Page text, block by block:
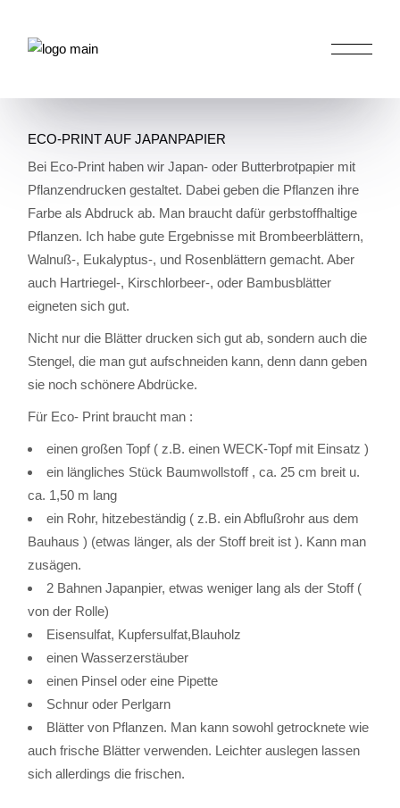
content
JAPANPAPIER
ECO-PRINT AUF JAPANPAPIER
Bei Eco-Print haben wir Japan- oder Butterbrotpapier mit
Pflanzendrucken gestaltet. Dabei geben die Pflanzen ihre
Farbe als Abdruck ab. Man braucht dafür gerbstoffhaltige
Pflanzen. Ich habe gute Ergebnisse mit Brombeerblättern,
Walnuß-, Eukalyptus-, und Rosenblättern gemacht. Aber
auch Hartriegel-, Kirschlorbeer-, oder Bambusblätter
eigneten sich gut.
Nicht nur die Blätter drucken sich gut ab, sondern auch die
Stengel, die man gut aufschneiden kann, denn dann geben
sie noch schönere Abdrücke.
Für Eco- Print braucht man :
einen großen Topf ( z.B. einen WECK-Topf mit Einsatz )
ein längliches Stück Baumwollstoff , ca. 25 cm breit u.
ca. 1,50 m lang
ein Rohr, hitzebeständig ( z.B. ein Abflußrohr aus dem
Bauhaus ) (etwas länger, als der Stoff breit ist ). Kann man
zusägen.
2 Bahnen Japanpier, etwas weniger lang als der Stoff (
von der Rolle)
Eisensulfat, Kupfersulfat,Blauholz
einen Wasserzerstäuber
einen Pinsel oder eine Pipette
Schnur oder Perlgarn
Blätter von Pflanzen. Man kann sowohl getrocknete wie
auch frische Blätter verwenden. Leichter auslegen lassen
sich allerdings die frischen.